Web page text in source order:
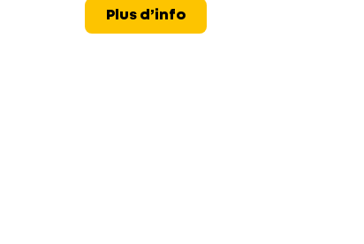
Plus d’info